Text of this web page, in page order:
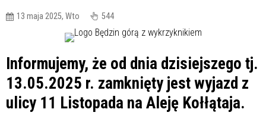
13 maja 2025, Wto 544
Informujemy, że od dnia dzisiejszego tj.
13.05.2025 r. zamknięty jest wyjazd z
ulicy 11 Listopada na Aleję Kołłątaja.